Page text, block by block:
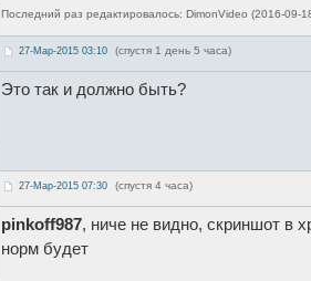
Последний раз редактировалось: DimonVideo (2016-09-
27-Мар-2015 03:10 (спустя 1 день 5 часа)
Это так и должно быть?
27-Мар-2015 07:30 (спустя 4 часа)
pinkoff987, ниче не видно, скриншот в
норм будет